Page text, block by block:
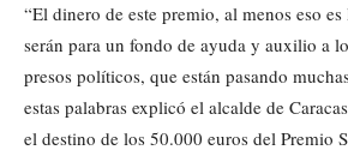
“El dinero de este premio, al menos eso
serán para un fondo de ayuda y auxilio a
presos políticos, que están pasando
estas palabras explicó el alcalde de
el destino de los 50.000 euros del Premio